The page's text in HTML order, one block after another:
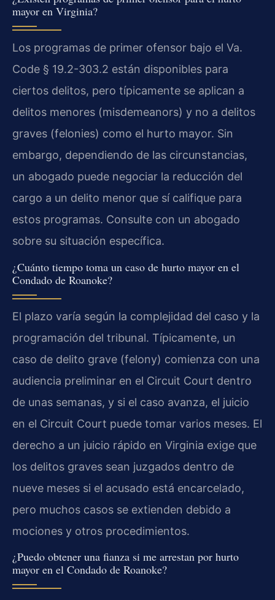
mayor en Virginia?
Los programas de primer ofensor bajo el Va.
Code § 19.2-303.2 están disponibles para
ciertos delitos, pero típicamente se aplican a
delitos menores (misdemeanors) y no a delitos
graves (felonies) como el hurto mayor. Sin
embargo, dependiendo de las circunstancias,
un abogado puede negociar la reducción del
cargo a un delito menor que sí califique para
estos programas. Consulte con un abogado
sobre su situación específica.
¿Cuánto tiempo toma un caso de hurto mayor en el
Condado de Roanoke?
El plazo varía según la complejidad del caso y la
programación del tribunal. Típicamente, un
caso de delito grave (felony) comienza con una
audiencia preliminar en el Circuit Court dentro
de unas semanas, y si el caso avanza, el juicio
en el Circuit Court puede tomar varios meses. El
derecho a un juicio rápido en Virginia exige que
los delitos graves sean juzgados dentro de
nueve meses si el acusado está encarcelado,
pero muchos casos se extienden debido a
mociones y otros procedimientos.
¿Puedo obtener una fianza si me arrestan por hurto
mayor en el Condado de Roanoke?